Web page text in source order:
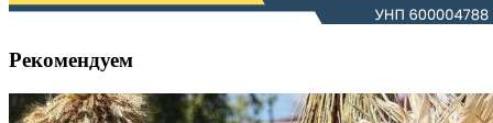
Рекомендуем